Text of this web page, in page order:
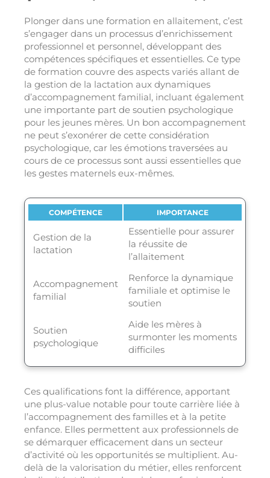
Plonger dans une formation en allaitement, c’est
s’engager dans un processus d’enrichissement
professionnel et personnel, développant des
compétences spécifiques et essentielles. Ce type
de formation couvre des aspects variés allant de
la gestion de la lactation aux dynamiques
d’accompagnement familial, incluant également
une importante part de soutien psychologique
pour les jeunes mères. Un bon accompagnement
ne peut s’exonérer de cette considération
psychologique, car les émotions traversées au
cours de ce processus sont aussi essentielles que
les gestes maternels eux-mêmes.
COMPÉTENCE IMPORTANCE
Gestion de la
lactation
Essentielle pour assurer
la réussite de
l’allaitement
Accompagnement
familial
Renforce la dynamique
familiale et optimise le
soutien
Soutien
psychologique
Aide les mères à
surmonter les moments
difficiles
Ces qualifications font la différence, apportant
une plus-value notable pour toute carrière liée à
l’accompagnement des familles et à la petite
enfance. Elles permettent aux professionnels de
se démarquer efficacement dans un secteur
d’activité où les opportunités se multiplient. Au-
delà de la valorisation du métier, elles renforcent